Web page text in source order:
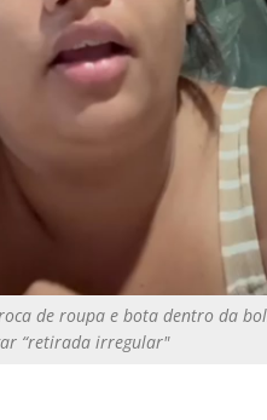
de roupa e bota dentro da
“retirada irregular"